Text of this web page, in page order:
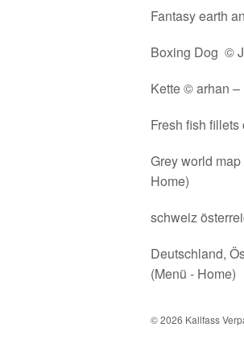
Fantasy earth
Boxing Dog ©
Kette © arhan –
Fresh fish
Grey world
Home)
schweiz
Deutschland,
(Menü - Home)
© 2026 Kallfass